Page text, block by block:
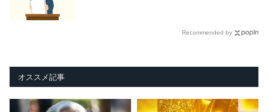
Recommended by
オススメ記事